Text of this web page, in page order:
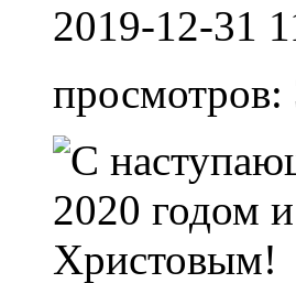
2019-12-31
просмотров: